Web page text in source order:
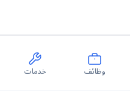
وظائف خدمات